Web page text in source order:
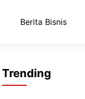
Berita Bisnis
Trending